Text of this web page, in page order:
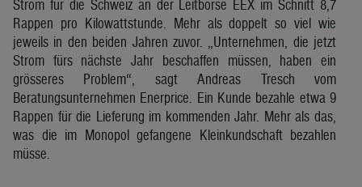
Strom für die Schweiz an der Leitbörse EEX im Schnitt 8,7
Rappen pro Kilowattstunde. Mehr als doppelt so viel wie
jeweils in den beiden Jahren zuvor. „Unternehmen, die jetzt
Strom fürs nächste Jahr beschaffen müssen, haben ein
grösseres Problem“, sagt Andreas Tresch vom
Beratungsunternehmen Enerprice. Ein Kunde bezahle etwa 9
Rappen für die Lieferung im kommenden Jahr. Mehr als das,
was die im Monopol gefangene Kleinkundschaft bezahlen
müsse.